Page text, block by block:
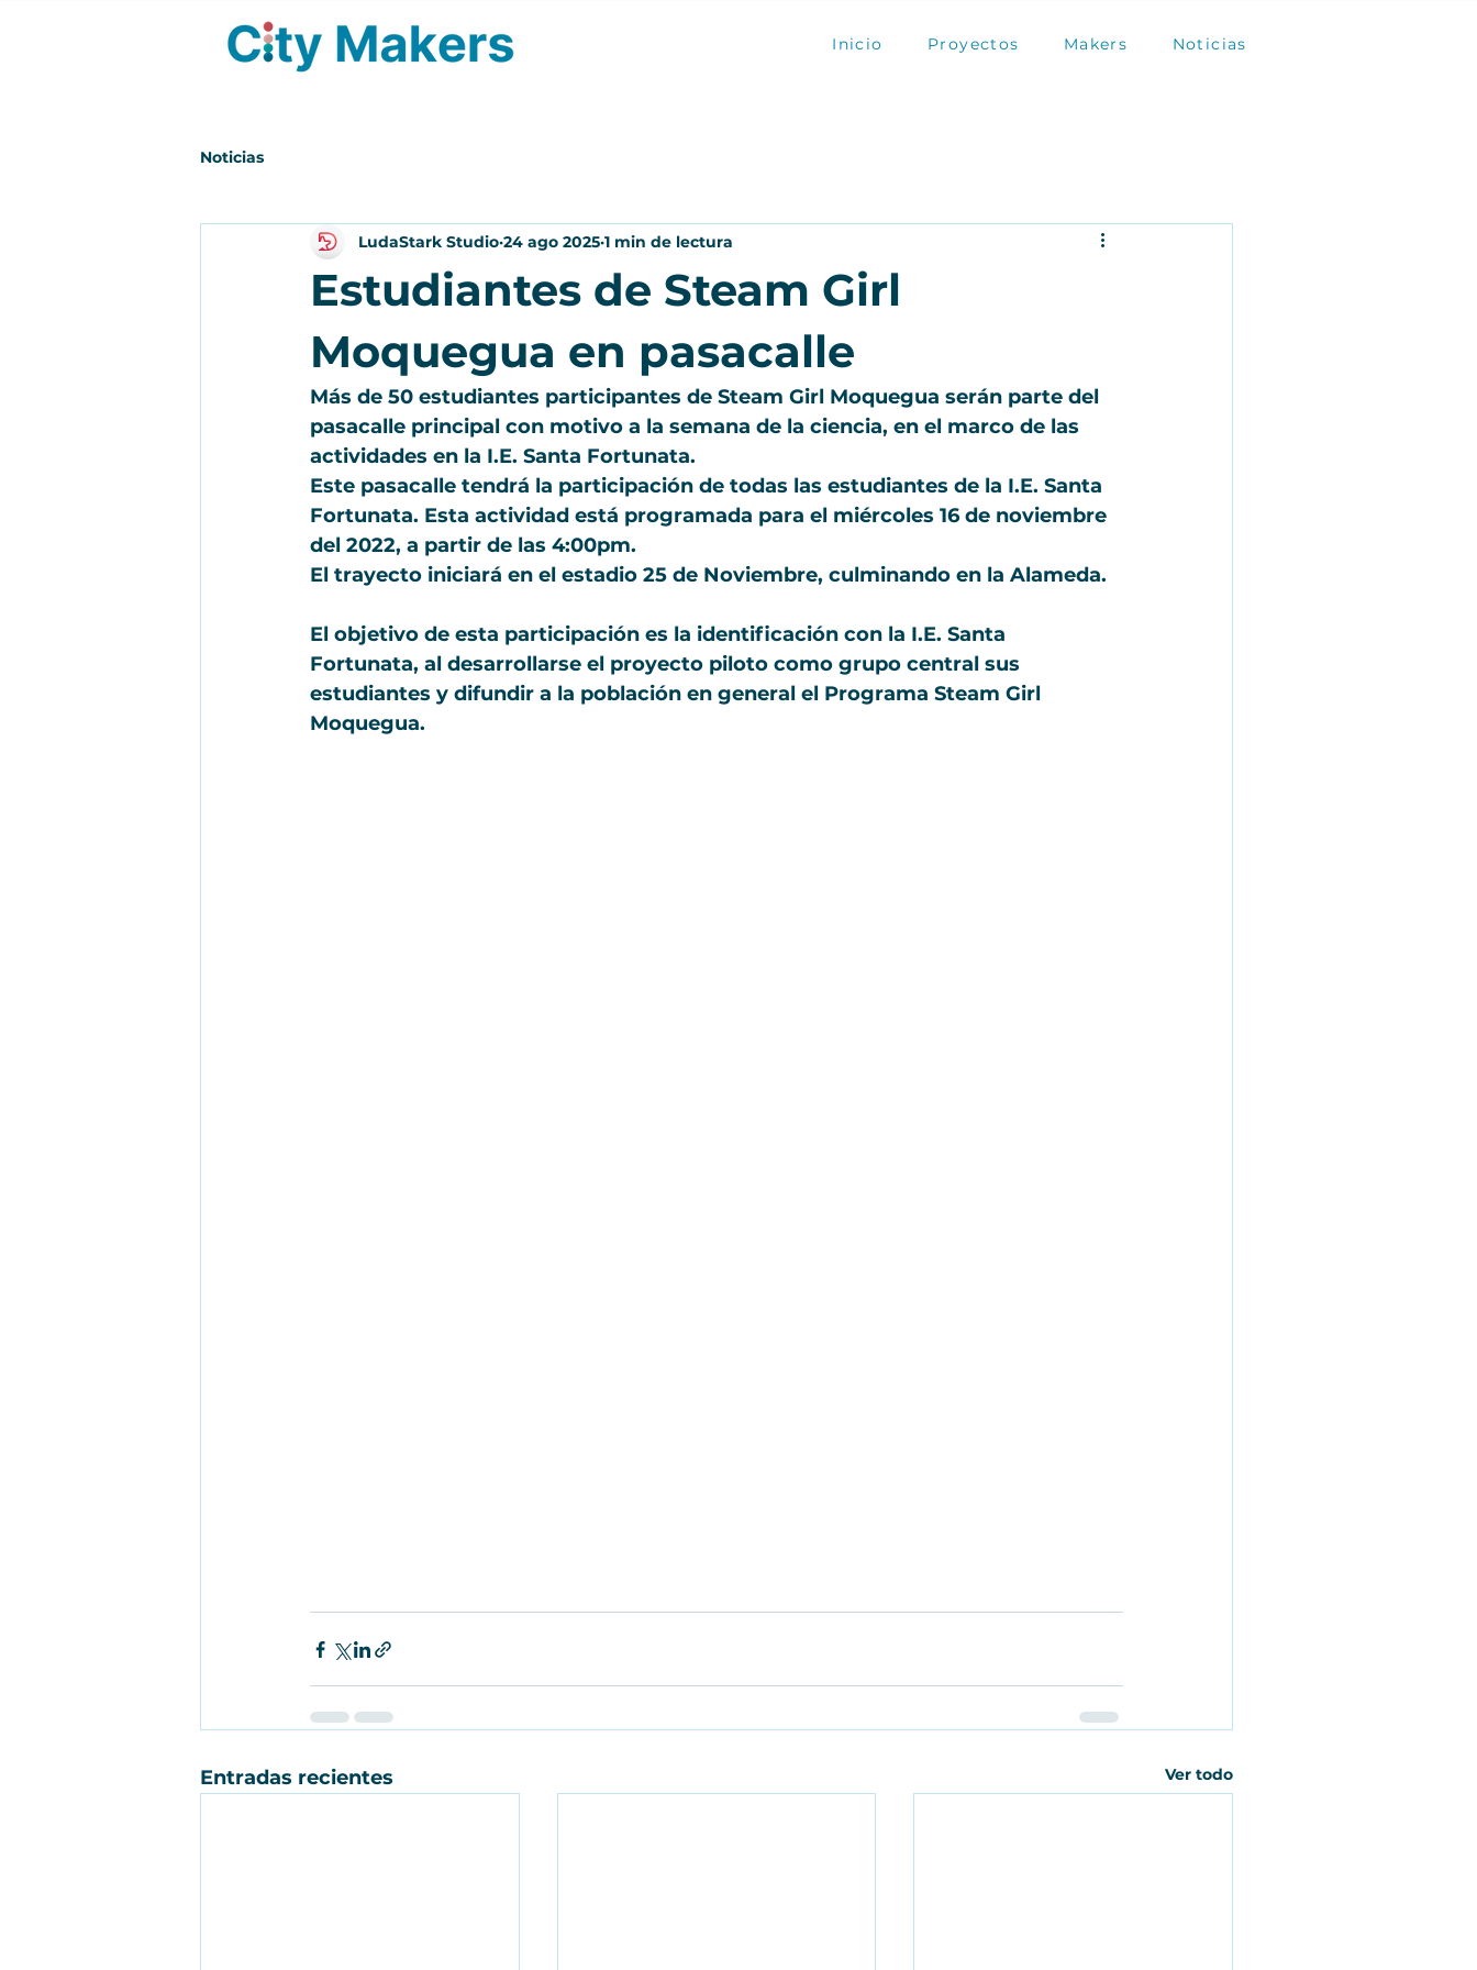
Inicio Proyectos Makers Noticias
Noticias
Estudiantes de Steam Girl
Moquegua en pasacalle
LudaStark Studio 24 ago 2025 1 min de lectura
Más de 50 estudiantes participantes de Steam Girl Moquegua serán parte del
pasacalle principal con motivo a la semana de la ciencia, en el marco de las
actividades en la I.E. Santa Fortunata.
Este pasacalle tendrá la participación de todas las estudiantes de la I.E. Santa
Fortunata. Esta actividad está programada para el miércoles 16 de noviembre
del 2022, a partir de las 4:00pm.
El trayecto iniciará en el estadio 25 de Noviembre, culminando en la Alameda.
El objetivo de esta participación es la identificación con la I.E. Santa
Fortunata, al desarrollarse el proyecto piloto como grupo central sus
estudiantes y difundir a la población en general el Programa Steam Girl
Moquegua.
Entradas recientes Ver todo